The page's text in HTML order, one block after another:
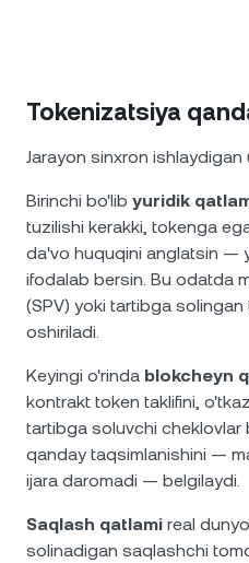
Tokenizatsiya
Jarayon sinxron
Birinchi bo'lib yuridik
tuzilishi kerakki, tokenga
da'vo huquqini anglatsin —
ifodalab bersin. Bu odatda
(SPV) yoki tartibga
oshiriladi.
Keyingi o'rinda blokcheyn
kontrakt token taklifini,
tartibga soluvchi cheklovlar
qanday taqsimlanishini —
ijara daromadi — belgilaydi.
Saqlash qatlami real
solinadigan saqlashchi